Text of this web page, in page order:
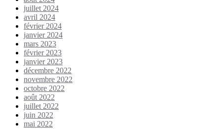
juillet 2024
avril 2024
février 2024
janvier 2024
mars 2023
février 2023
janvier 2023
décembre 2022
novembre 2022
octobre 2022
août 2022
juillet 2022
juin 2022
mai 2022